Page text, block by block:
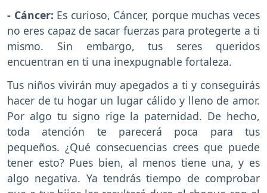
- Cáncer: Es curioso, Cáncer, porque muchas veces
no eres capaz de sacar fuerzas para protegerte a ti
mismo. Sin embargo, tus seres queridos
encuentran en ti una inexpugnable fortaleza.
Tus niños vivirán muy apegados a ti y conseguirás
hacer de tu hogar un lugar cálido y lleno de amor.
Por algo tu signo rige la paternidad. De hecho,
toda atención te parecerá poca para tus
pequeños. ¿Qué consecuencias crees que puede
tener esto? Pues bien, al menos tiene una, y es
algo negativa. Ya tendrás tiempo de comprobar